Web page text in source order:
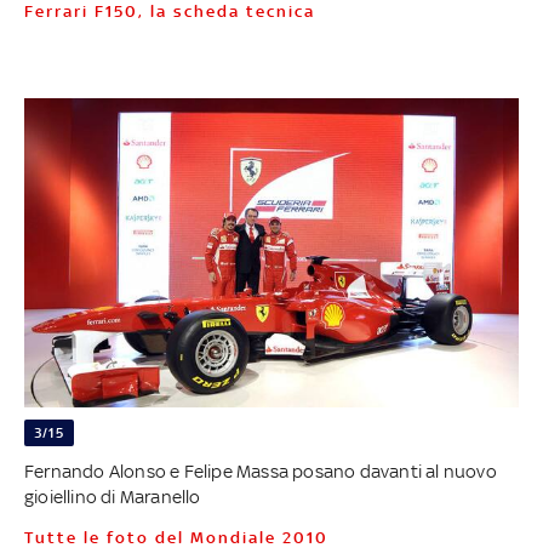
Ferrari F150, la scheda tecnica
3/15
Fernando Alonso e Felipe Massa posano davanti al nuovo
gioiellino di Maranello
Tutte le foto del Mondiale 2010